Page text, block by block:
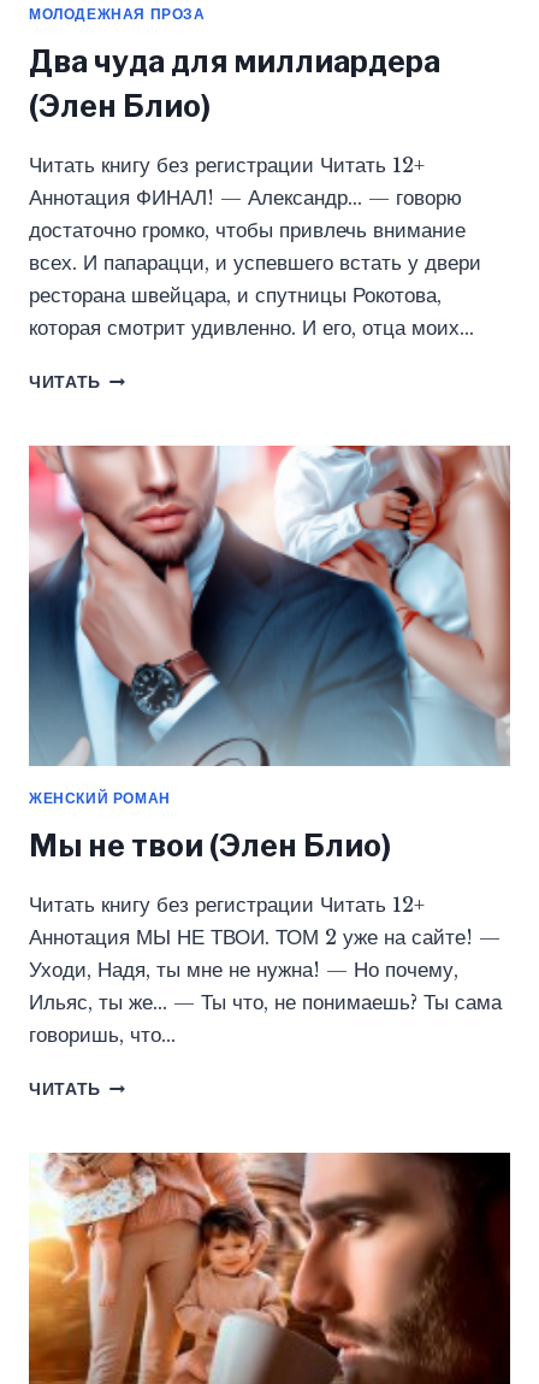
МОЛОДЕЖНАЯ ПРОЗА
Два чуда для миллиардера
(Элен Блио)
Читать книгу без регистрации Читать 12+
Аннотация ФИНАЛ! — Александр… — говорю
достаточно громко, чтобы привлечь внимание
всех. И папарацци, и успевшего встать у двери
ресторана швейцара, и спутницы Рокотова,
которая смотрит удивленно. И его, отца моих…
ЧИТАТЬ ДВА
МИЛЛИАРДЕРА
(ЭЛЕН
БЛИО)
ЖЕНСКИЙ РОМАН
Мы не твои (Элен Блио)
Читать книгу без регистрации Читать 12+
Аннотация МЫ НЕ ТВОИ. ТОМ 2 уже на сайте! —
Уходи, Надя, ты мне не нужна! — Но почему,
Ильяс, ты же… — Ты что, не понимаешь? Ты сама
говоришь, что…
ЧИТАТЬ МЫ
(ЭЛЕН
БЛИО)